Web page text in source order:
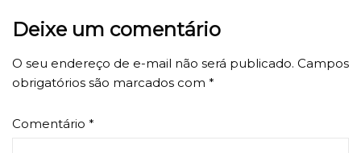
Deixe um comentário
O seu endereço de e-mail não será publicado. Campos
obrigatórios são marcados com *
Comentário *